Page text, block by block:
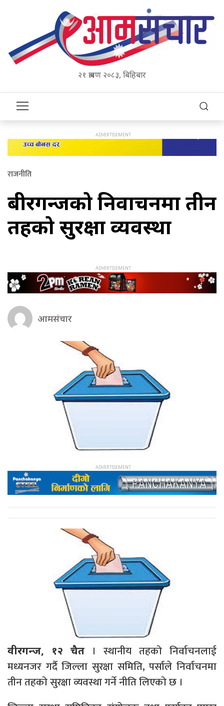
२१ श्रावण २०८३, बिहिबार
राजनीति
बीरगन्जको निर्वाचनमा तीन
तहको सुरक्षा व्यवस्था
आमसंचार
वीरगन्ज, १२ चैत
। स्थानीय तहको निर्वाचनलाई
मध्यनजर गर्दै जिल्ला सुरक्षा समिति, पर्साले निर्वाचनमा
तीन तहको सुरक्षा व्यवस्था गर्ने नीति लिएको छ ।